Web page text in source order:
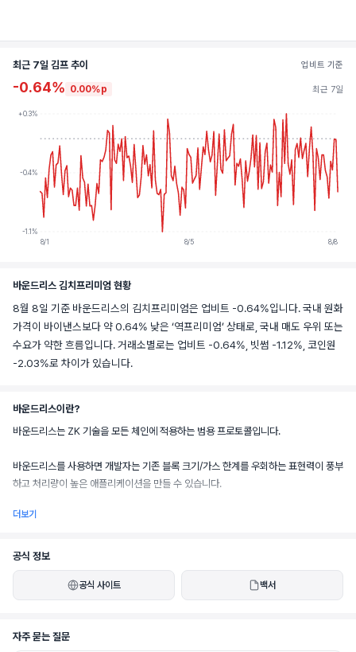
최근 7일 김프 추이 업비트 기준
-0.64% 0.00%p 최근 7일
+0.3%
-0.4%
-1.1%
8/1
8/5 8/8
바운드리스 김치프리미엄 현황
8월 8일 기준 바운드리스의 김치프리미엄은 업비트 -0.64%입니다. 국내 원화
가격이 바이낸스보다 약 0.64% 낮은 ‘역프리미엄’ 상태로, 국내 매도 우위 또는
수요가 약한 흐름입니다. 거래소별로는 업비트 -0.64%, 빗썸 -1.12%, 코인원
-2.03%로 차이가 있습니다.
바운드리스이란?
바운드리스는 ZK 기술을 모든 체인에 적용하는 범용 프로토콜입니다.
바운드리스를 사용하면 개발자는 기존 블록 크기/가스 한계를 우회하는 표현력이 풍부
하고 처리량이 높은 애플리케이션을 만들 수 있습니다.
개발자는 증명 요청을 제출하고, 증명자들은 이를 이행하기 위해 경쟁하며, 검증 가능
한 작업 증명을 통해 직접적인 보상과 프로토콜 수준의 인센티브를 얻습니다.
증명 생성, 집계 및 온체인 정산의 복잡성을 추상화함으로써, 바운드리스는 개발자가
더보기
공식 정보
공식 사이트 백서
자주 묻는 질문